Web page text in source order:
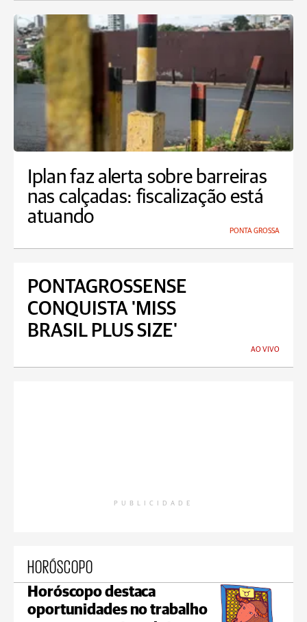
Iplan faz alerta sobre barreiras
nas calçadas: fiscalização está
atuando
PONTA GROSSA
PONTAGROSSENSE
CONQUISTA 'MISS
BRASIL PLUS SIZE'
AO VIVO
PUBLICIDADE
HORÓSCOPO
Horóscopo destaca
oportunidades no trabalho